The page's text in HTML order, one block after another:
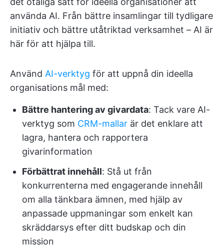
använda AI. Från bättre insamlingar till tydligare
initiativ och bättre utåtriktad verksamhet – AI är
här för att hjälpa till.
Använd AI-verktyg för att uppnå din ideella
organisations mål med:
Bättre hantering av givardata: Tack vare AI-
verktyg som CRM-mallar är det enklare att
lagra, hantera och rapportera
givarinformation
Förbättrat innehåll: Stå ut från
konkurrenterna med engagerande innehåll
om alla tänkbara ämnen, med hjälp av
anpassade uppmaningar som enkelt kan
skräddarsys efter ditt budskap och din
mission